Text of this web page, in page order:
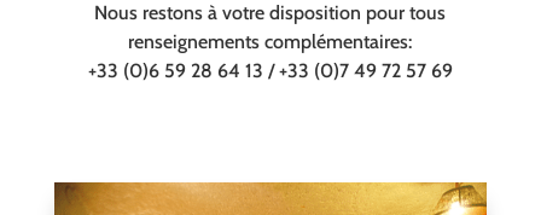
Nous restons à votre disposition pour tous
renseignements complémentaires:
+33 (0)6 59 28 64 13 / +33 (0)7 49 72 57 69